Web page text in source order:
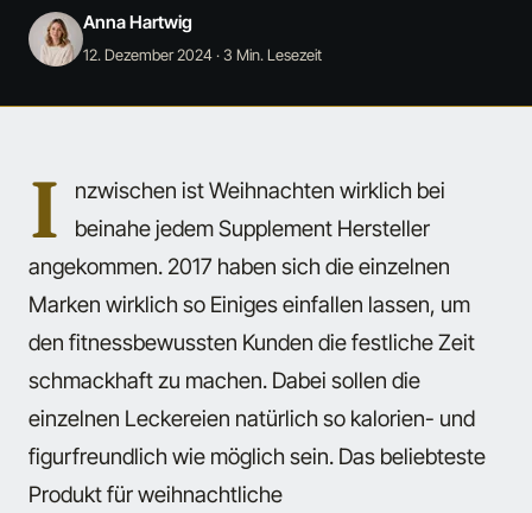
Anna Hartwig
12. Dezember 2024· 3 Min. Lesezeit
I
nzwischen ist Weihnachten wirklich bei
beinahe jedem Supplement Hersteller
angekommen. 2017 haben sich die einzelnen
Marken wirklich so Einiges einfallen lassen, um
den fitnessbewussten Kunden die festliche Zeit
schmackhaft zu machen. Dabei sollen die
einzelnen Leckereien natürlich so kalorien- und
figurfreundlich wie möglich sein. Das beliebteste
Produkt für weihnachtliche